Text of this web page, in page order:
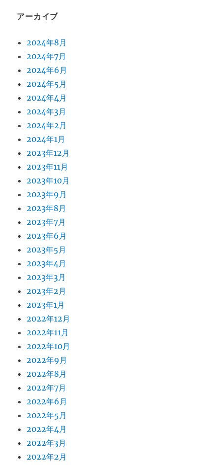
アーカイブ
2024年8月
2024年7月
2024年6月
2024年5月
2024年4月
2024年3月
2024年2月
2024年1月
2023年12月
2023年11月
2023年10月
2023年9月
2023年8月
2023年7月
2023年6月
2023年5月
2023年4月
2023年3月
2023年2月
2023年1月
2022年12月
2022年11月
2022年10月
2022年9月
2022年8月
2022年7月
2022年6月
2022年5月
2022年4月
2022年3月
2022年2月